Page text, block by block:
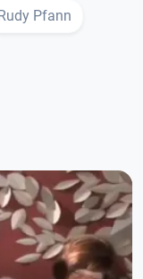
Pfann